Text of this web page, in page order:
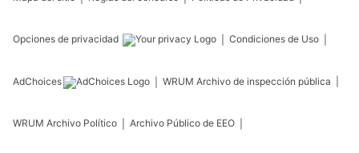
Opciones de privacidad Condiciones de Uso
AdChoices WRUM Archivo de inspección pública
WRUM Archivo Político Archivo Público de EEO